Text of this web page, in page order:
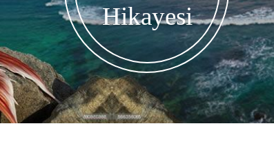
Hikayesi